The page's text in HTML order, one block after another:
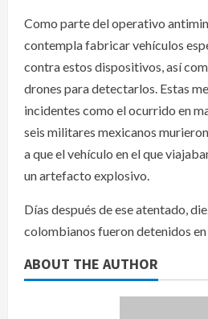
Como parte del operativo
contempla fabricar vehículos
contra estos dispositivos, así
drones para detectarlos. Estas
incidentes como el ocurrido en
seis militares mexicanos
a que el vehículo en el que
un artefacto explosivo.
Días después de ese atentado,
colombianos fueron detenidos
ABOUT THE AUTHOR